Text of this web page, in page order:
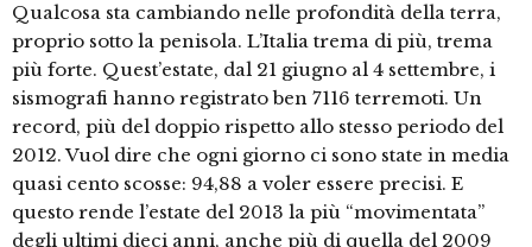
Qualcosa sta cambiando nelle profondità della terra,
proprio sotto la penisola. L’Italia trema di più, trema
più forte. Quest’estate, dal 21 giugno al 4 settembre, i
sismografi hanno registrato ben 7116 terremoti. Un
record, più del doppio rispetto allo stesso periodo del
2012. Vuol dire che ogni giorno ci sono state in media
quasi cento scosse: 94,88 a voler essere precisi. E
questo rende l’estate del 2013 la più “movimentata”
degli ultimi dieci anni, anche più di quella del 2009